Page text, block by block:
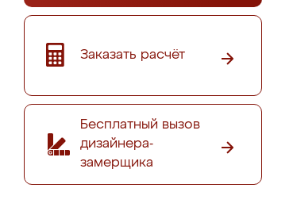
Заказать расчёт
Бесплатный вызов
дизайнера-
замерщика